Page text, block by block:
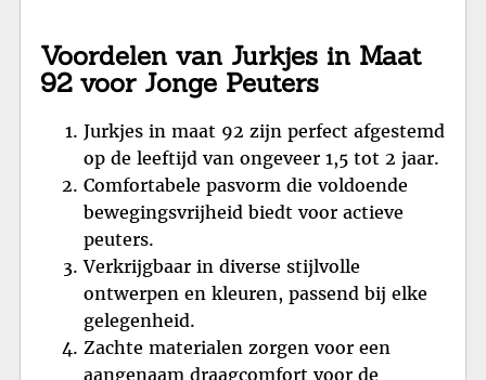
Voordelen van Jurkjes in Maat
92 voor Jonge Peuters
Jurkjes in maat 92 zijn perfect afgestemd
op de leeftijd van ongeveer 1,5 tot 2 jaar.
Comfortabele pasvorm die voldoende
bewegingsvrijheid biedt voor actieve
peuters.
Verkrijgbaar in diverse stijlvolle
ontwerpen en kleuren, passend bij elke
gelegenheid.
Zachte materialen zorgen voor een
aangenaam draagcomfort voor de